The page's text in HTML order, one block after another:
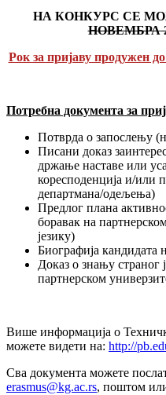
НА КОНКУРС СЕ
НОВЕМБРА
Рок за пријаву продужен
Потребна документа за
Потврда о запослењу
Писaни доказ
држање наставе или
коресподенција и/или
департмана/одељења)
Предлог плана
боравак на
језику)
Биографија кандидата
Доказ о знању страног
партнерском
Више информација о
можете видети на: http://
Сва документа можете
erasmus@kg.ac.rs, поштом